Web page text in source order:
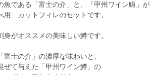
魚である「富士の介」と、「甲州ワイン鱒」が
用 カットフィレのセットです。
がオススメの美味しい鱒です。
士の介」の濃厚な味わいと、
ぜて与えた「甲州ワイン鱒」の